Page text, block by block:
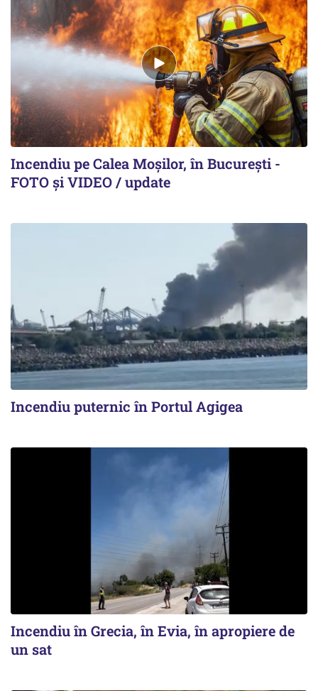
Incendiu pe Calea Moşilor, în Bucureşti -
FOTO şi VIDEO / update
Incendiu puternic în Portul Agigea
Incendiu în Grecia, în Evia, în apropiere de
un sat